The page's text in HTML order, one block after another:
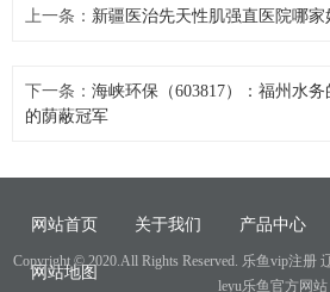
上一条： 新疆医治先天性肌强直医院哪家
下一条： 海峡环保（603817）：福州水务
的荫蔽冠军
网站首页 关于我们 产品中心
网站地图
Copyright © 2020.All Rights Reserved. 乐鱼vip注册
leyu乐鱼官方网站